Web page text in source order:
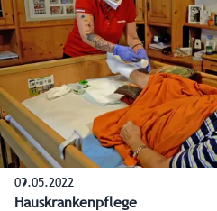
09.05.2022
Hauskrankenpflege